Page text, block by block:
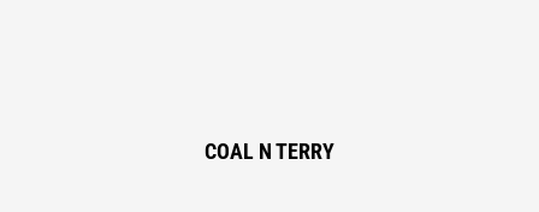
COAL N TERRY